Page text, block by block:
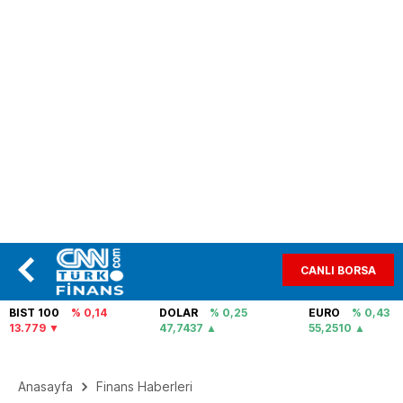
CANLI BORSA
BIST 100
% 0,14
13.779
DOLAR
% 0,25
47,7437
EURO
% 0,43
55,2510
Anasayfa Finans Haberleri